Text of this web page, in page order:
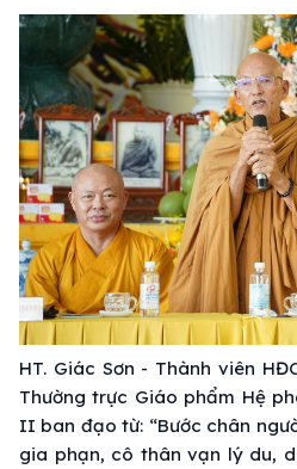
HT. Giác Sơn - Thành viên
Thường trực Giáo phẩm Hệ
II ban đạo từ: “Bước chân
gia phạn, cô thân vạn lý du,